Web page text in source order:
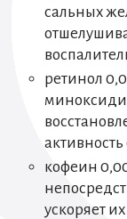
сальных
ретинол
кофеин
ускоряет